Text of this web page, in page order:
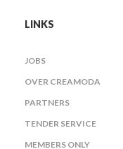
LINKS
JOBS
OVER CREAMODA
PARTNERS
TENDER SERVICE
MEMBERS ONLY